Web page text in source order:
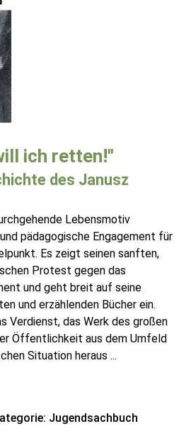
ich retten!"
des Janusz
Lebensmotiv
pädagogische Engagement für
Es zeigt seinen sanften,
Protest gegen das
und geht breit auf seine
und erzählenden Bücher ein.
Verdienst, das Werk des großen
Öffentlichkeit aus dem Umfeld
Situation heraus ...
Jugendsachbuch